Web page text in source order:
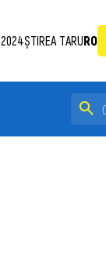
2024ȘTIREA TARURO